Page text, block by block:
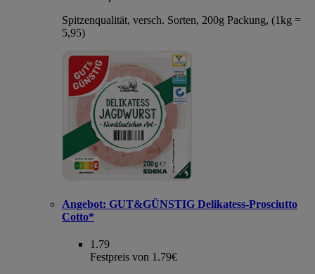
Spitzenqualität, versch. Sorten, 200g Packung, (1kg =
5,95)
Angebot: GUT&GÜNSTIG Delikatess-Prosciutto
Cotto*
1.79
Festpreis von 1.79€